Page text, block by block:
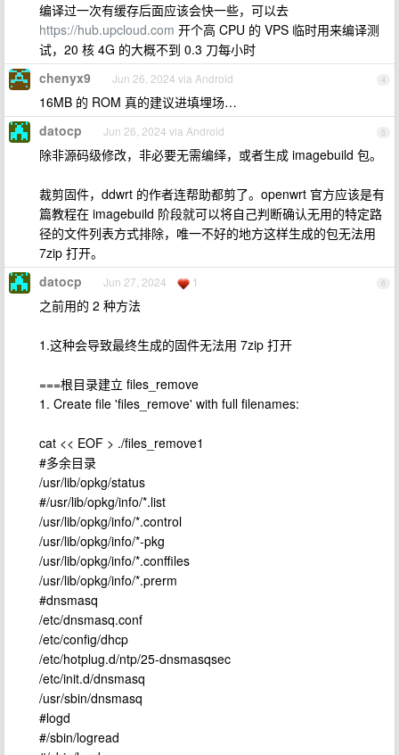
编译过一次有缓存后面应该会快一些，可以去
https://hub.upcloud.com 开个高 CPU 的 VPS 临时用来编译测
试，20 核 4G 的大概不到 0.3 刀每小时
4
chenyx9 Jun 26, 2024 via Android
16MB 的 ROM 真的建议进填埋场…
5
datocp Jun 26, 2024 via Android
除非源码级修改，非必要无需编绎，或者生成 imagebuild 包。
裁剪固件，ddwrt 的作者连帮助都剪了。openwrt 官方应该是有
篇教程在 imagebuild 阶段就可以将自己判断确认无用的特定路
径的文件列表方式排除，唯一不好的地方这样生成的包无法用
7zip 打开。
6
datocp Jun 27, 2024 1
之前用的 2 种方法
1.这种会导致最终生成的固件无法用 7zip 打开
===根目录建立 files_remove
1. Create file 'files_remove' with full filenames:
cat << EOF > ./files_remove1
#多余目录
/usr/lib/opkg/status
#/usr/lib/opkg/info/*.list
/usr/lib/opkg/info/*.control
/usr/lib/opkg/info/*-pkg
/usr/lib/opkg/info/*.conffiles
/usr/lib/opkg/info/*.prerm
#dnsmasq
/etc/dnsmasq.conf
/etc/config/dhcp
/etc/hotplug.d/ntp/25-dnsmasqsec
/etc/init.d/dnsmasq
/usr/sbin/dnsmasq
#logd
#/sbin/logread